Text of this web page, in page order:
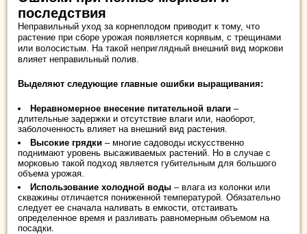
последствия
Неправильный уход за корнеплодом приводит к тому, что
растение при сборе урожая появляется корявым, с трещинами
или волосистым. На такой неприглядный внешний вид моркови
влияет неправильный полив.
Выделяют следующие главные ошибки выращивания:
Неравномерное внесение питательной влаги –
длительные задержки и отсутствие влаги или, наоборот,
заболоченность влияет на внешний вид растения.
Высокие грядки – многие садоводы искусственно
поднимают уровень высаживаемых растений. Но в случае с
морковью такой подход является губительным для большого
объема урожая.
Использование холодной воды – влага из колонки или
скважины отличается пониженной температурой. Обязательно
следует ее сначала наливать в емкости, отстаивать
определенное время и разливать равномерным объемом на
посадки.